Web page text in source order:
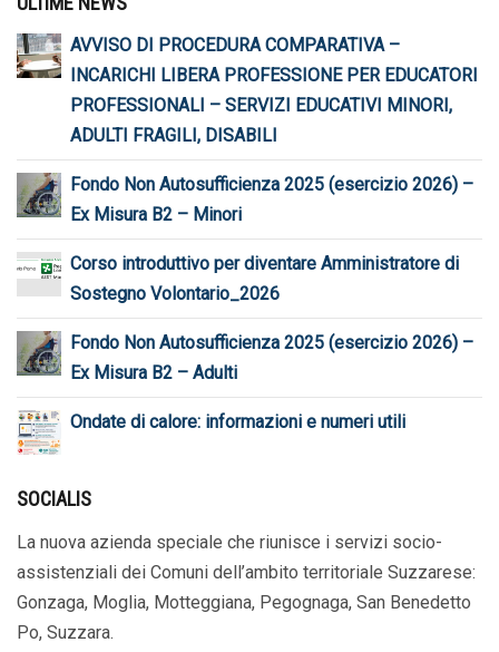
AVVISO DI PROCEDURA COMPARATIVA –
INCARICHI LIBERA PROFESSIONE PER EDUCATORI
PROFESSIONALI – SERVIZI EDUCATIVI MINORI,
ADULTI FRAGILI, DISABILI
Fondo Non Autosufficienza 2025 (esercizio 2026) –
Ex Misura B2 – Minori
Corso introduttivo per diventare Amministratore di
Sostegno Volontario_2026
Fondo Non Autosufficienza 2025 (esercizio 2026) –
Ex Misura B2 – Adulti
Ondate di calore: informazioni e numeri utili
SOCIALIS
La nuova azienda speciale che riunisce i servizi socio-
assistenziali dei Comuni dell’ambito territoriale Suzzarese:
Gonzaga, Moglia, Motteggiana, Pegognaga, San Benedetto
Po, Suzzara.